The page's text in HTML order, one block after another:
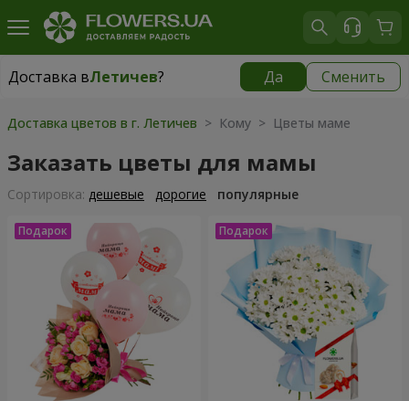
Доставка вЛетичев? Да Сменить
Доставка вЛетичев|
Доставка цветов в г. Летичев > Кому > Цветы маме
Заказать цветы для мамы
Cортировка: дешевые дорогие популярные